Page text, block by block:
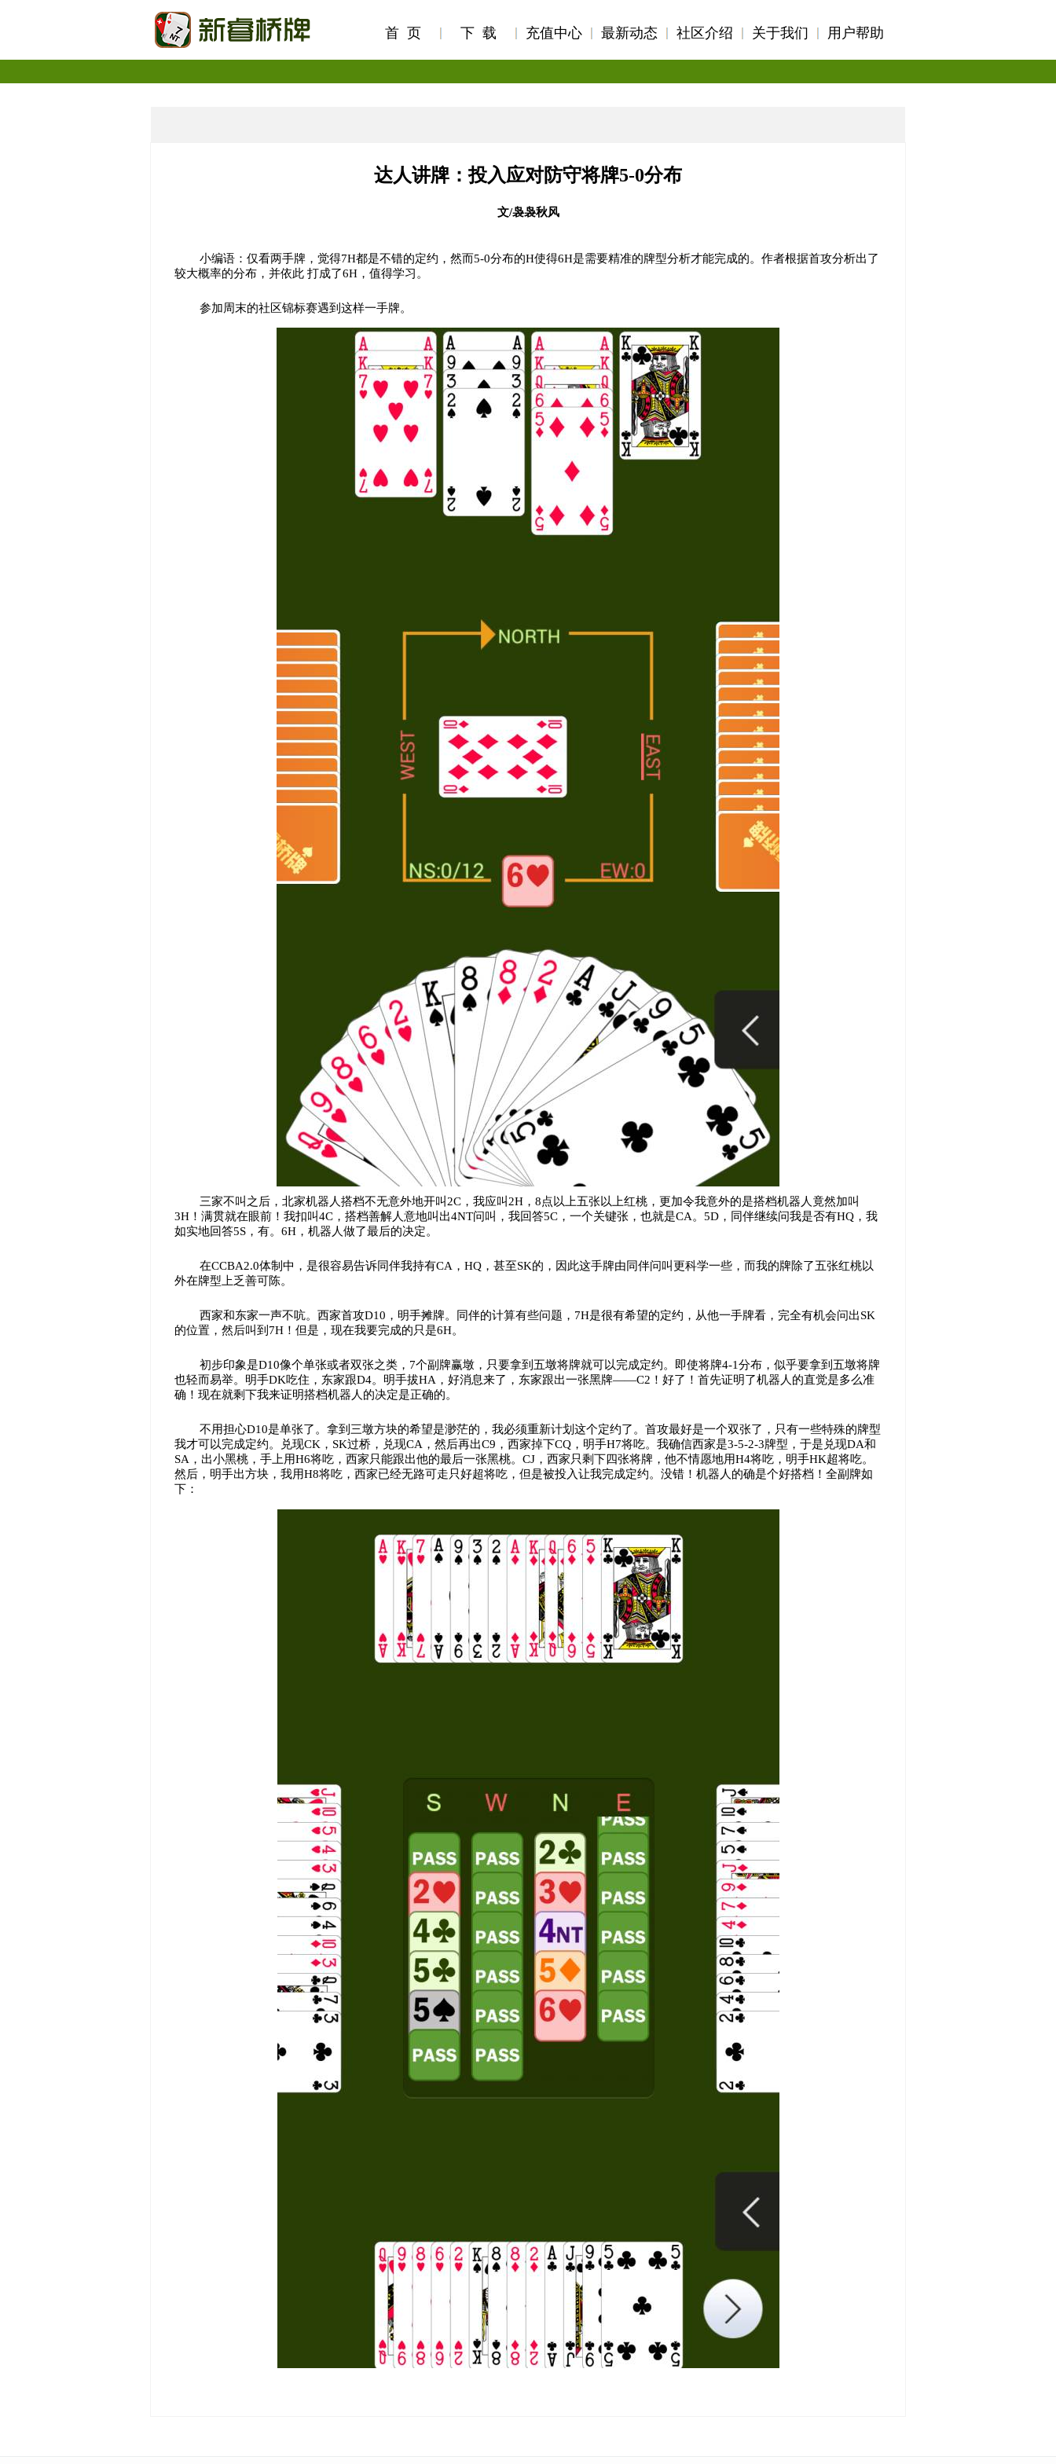
首 页 下 载 充值中心 最新动态 社区介绍 关于我们 用户帮助
达人讲牌：投入应对防守将牌5-0分布
文/袅袅秋风
小编语：仅看两手牌，觉得7H都是不错的定约，然而5-0分布的H使得6H是需要精准的牌型分析才能完成的。作者根据首攻分析出了
较大概率的分布，并依此 打成了6H，值得学习。
参加周末的社区锦标赛遇到这样一手牌。
三家不叫之后，北家机器人搭档不无意外地开叫2C，我应叫2H，8点以上五张以上红桃，更加令我意外的是搭档机器人竟然加叫
3H！满贯就在眼前！我扣叫4C，搭档善解人意地叫出4NT问叫，我回答5C，一个关键张，也就是CA。5D，同伴继续问我是否有HQ，我
如实地回答5S，有。6H，机器人做了最后的决定。
在CCBA2.0体制中，是很容易告诉同伴我持有CA，HQ，甚至SK的，因此这手牌由同伴问叫更科学一些，而我的牌除了五张红桃以
外在牌型上乏善可陈。
西家和东家一声不吭。西家首攻D10，明手摊牌。同伴的计算有些问题，7H是很有希望的定约，从他一手牌看，完全有机会问出SK
的位置，然后叫到7H！但是，现在我要完成的只是6H。
初步印象是D10像个单张或者双张之类，7个副牌赢墩，只要拿到五墩将牌就可以完成定约。即使将牌4-1分布，似乎要拿到五墩将牌
也轻而易举。明手DK吃住，东家跟D4。明手拔HA，好消息来了，东家跟出一张黑牌——C2！好了！首先证明了机器人的直觉是多么准
确！现在就剩下我来证明搭档机器人的决定是正确的。
不用担心D10是单张了。拿到三墩方块的希望是渺茫的，我必须重新计划这个定约了。首攻最好是一个双张了，只有一些特殊的牌型
我才可以完成定约。兑现CK，SK过桥，兑现CA，然后再出C9，西家掉下CQ，明手H7将吃。我确信西家是3-5-2-3牌型，于是兑现DA和
SA，出小黑桃，手上用H6将吃，西家只能跟出他的最后一张黑桃。CJ，西家只剩下四张将牌，他不情愿地用H4将吃，明手HK超将吃。
然后，明手出方块，我用H8将吃，西家已经无路可走只好超将吃，但是被投入让我完成定约。没错！机器人的确是个好搭档！全副牌如
下：